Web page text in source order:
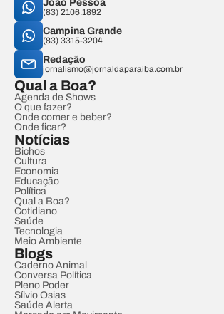
João Pessoa
(83) 2106.1892
Campina Grande
(83) 3315-3204
Redação
jornalismo@jornaldaparaiba.com.br
Qual a Boa?
Agenda de Shows
O que fazer?
Onde comer e beber?
Onde ficar?
Notícias
Bichos
Cultura
Economia
Educação
Política
Qual a Boa?
Cotidiano
Saúde
Tecnologia
Meio Ambiente
Blogs
Caderno Animal
Conversa Política
Pleno Poder
Sílvio Osias
Saúde Alerta